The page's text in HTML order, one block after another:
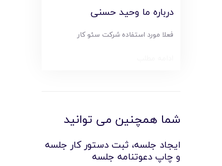
درباره ما وحید حسنی
فعلا مورد استفاده شرکت سئو کار
شما همچنین می توانید
ایجاد جلسه، ثبت دستور کار جلسه
و چاپ دعوتنامه جلسه